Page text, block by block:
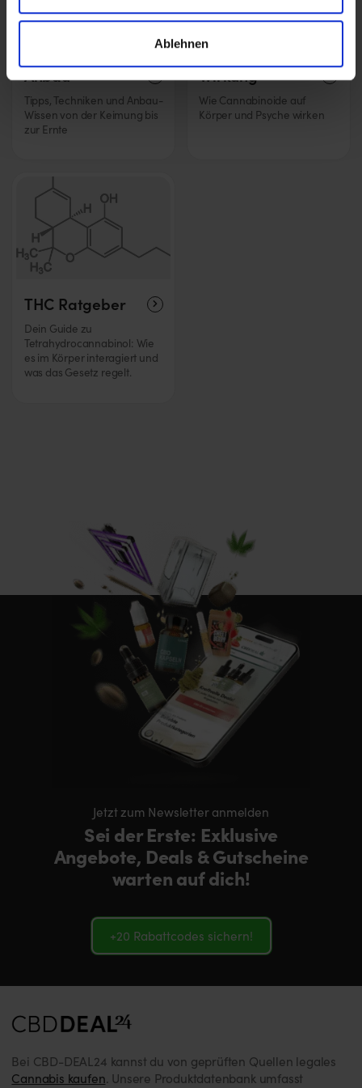
Ablehnen
Anbau
Tipps, Techniken und Anbau-
Wissen von der Keimung bis
zur Ernte
Wirkung
Wie Cannabinoide auf
Körper und Psyche wirken
THC Ratgeber
Dein Guide zu
Tetrahydrocannabinol: Wie
es im Körper interagiert und
was das Gesetz regelt.
Jetzt zum Newsletter anmelden
Sei der Erste: Exklusive
Angebote, Deals & Gutscheine
warten auf dich!
+20 Rabattcodes sichern!
Bei CBD-DEAL24 kannst du von geprüften Quellen legales
Cannabis kaufen. Unsere Produktdatenbank umfasst